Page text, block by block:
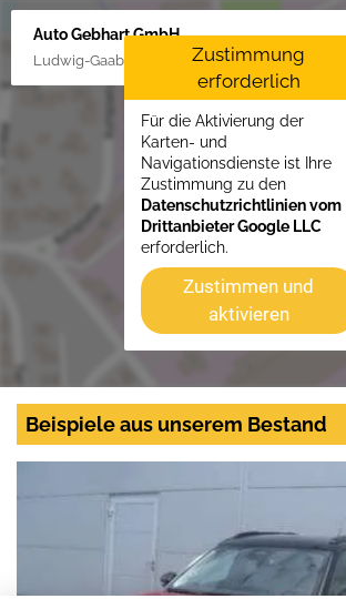
Auto Gebhart GmbH
Ludwig-Gaab-Str. 4, 88427 Bad Schussenried
Zustimmung
erforderlich
Für die Aktivierung der
Karten- und
Navigationsdienste ist Ihre
Zustimmung zu den
Datenschutzrichtlinien vom
Drittanbieter Google LLC
erforderlich.
Zustimmen und
aktivieren
Beispiele aus unserem Bestand